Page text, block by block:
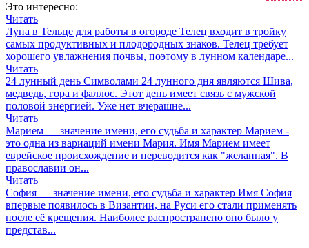
Это интересно:
Читать
Луна в Тельце для работы в огороде Телец входит в тройку
самых продуктивных и плодородных знаков. Телец требует
хорошего увлажнения почвы, поэтому в лунном календаре...
Читать
24 лунный день Символами 24 лунного дня являются Шива,
медведь, гора и фаллос. Этот день имеет связь с мужской
половой энергией. Уже нет вчерашне...
Читать
Марием — значение имени, его судьба и характер Марием -
это одна из вариаций имени Мария. Имя Марием имеет
еврейское происхождение и переводится как "желанная". В
православии он...
Читать
София — значение имени, его судьба и характер Имя София
впервые появилось в Византии, на Руси его стали применять
после её крещения. Наиболее распространено оно было у
представ...